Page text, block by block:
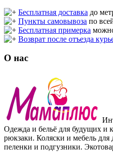
Бесплатная доставка до
Пункты самовывоза по
Бесплатная примерка
Возврат после отъезда
О нас
Одежда и бельё для будущих и
рюкзаки. Коляски и мебель для
пеленки и подгузники.